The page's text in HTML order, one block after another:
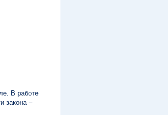
В работе
закона –